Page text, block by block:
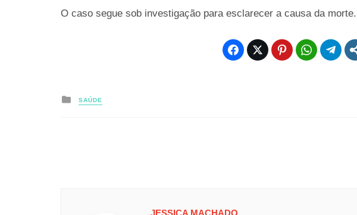
O caso segue sob investigação para esclarecer a causa da morte.
Posted
in
SAÚDE
JESSICA MACHADO